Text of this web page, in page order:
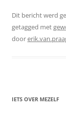
Dit bericht werd
getagged met
door
IETS OVER MEZELF